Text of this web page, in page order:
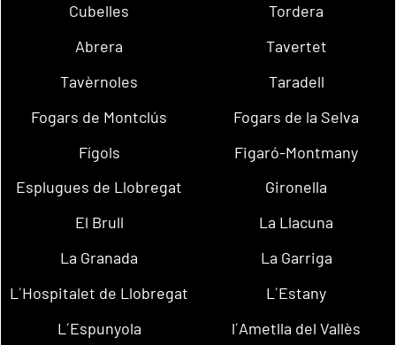
Cubelles
Tordera
Abrera
Tavertet
Tavèrnoles
Taradell
Fogars de Montclús
Fogars de la Selva
Fígols
Figaró-Montmany
Esplugues de Llobregat
Gironella
El Brull
La Llacuna
La Granada
La Garriga
L´Hospitalet de Llobregat
L´Estany
L´Espunyola
l´Ametlla del Vallès